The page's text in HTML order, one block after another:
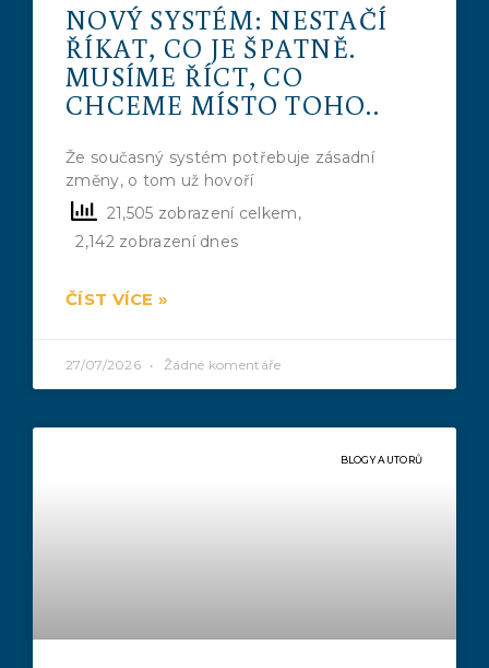
NOVÝ SYSTÉM: NESTAČÍ
ŘÍKAT, CO JE ŠPATNĚ.
MUSÍME ŘÍCT, CO
CHCEME MÍSTO TOHO..
Že současný systém potřebuje zásadní
změny, o tom už hovoří
21,505 zobrazení celkem,
2,142 zobrazení dnes
ČÍST VÍCE »
27/07/2026 Žádné komentáře
BLOGY AUTORŮ